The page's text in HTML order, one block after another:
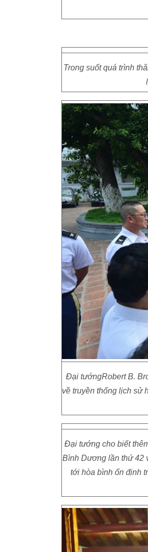
Trong suốt quá trình
Đại tướngRobert B.
về truyền thống lịch sử
Đại tướng cho biết
Bình Dương lần thứ 42
tới hòa bình ổn định